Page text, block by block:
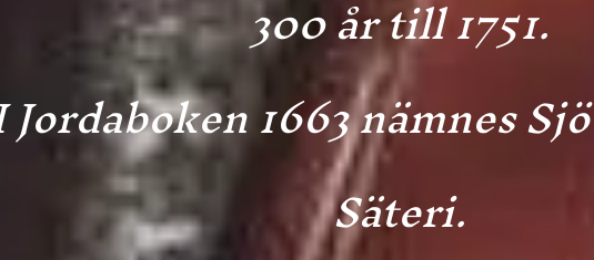
300 år till 1751.
1663 nämnes
Säteri.